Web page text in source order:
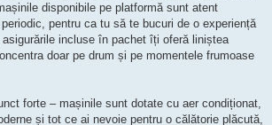
disponibile pe platformă sunt atent
pentru ca tu să te bucuri de o experiență
incluse în pachet îți oferă liniștea
doar pe drum și pe momentele frumoase
forte – mașinile sunt dotate cu aer condiționat,
și tot ce ai nevoie pentru o călătorie plăcută,